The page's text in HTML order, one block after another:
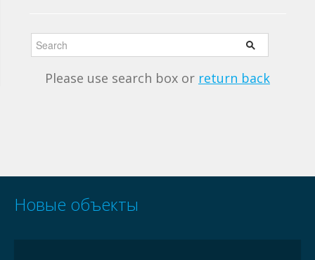
Please use search box or return back
Новые объекты